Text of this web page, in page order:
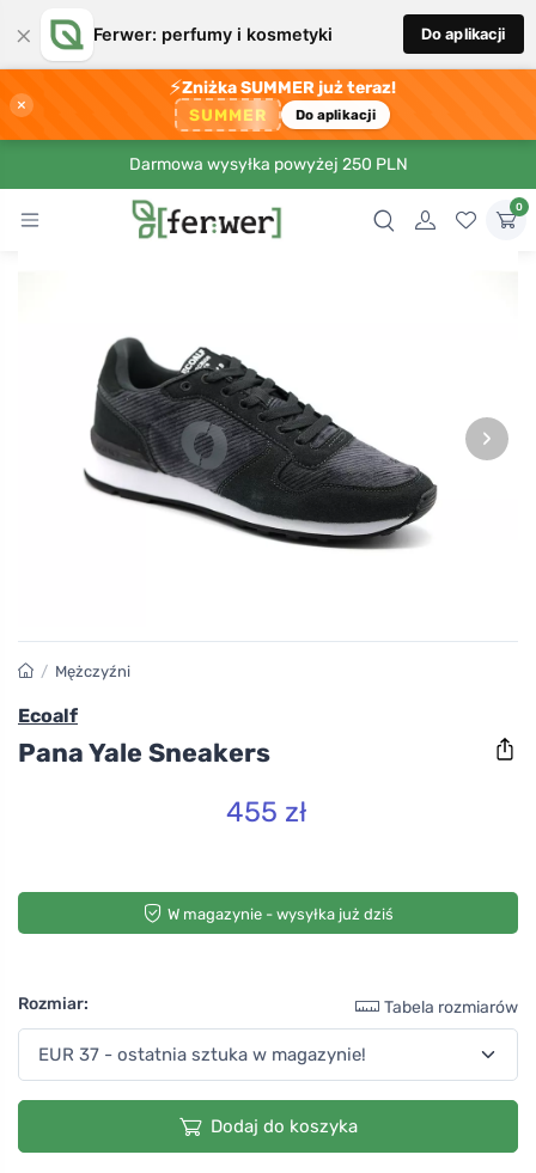
× Ferwer: perfumy i kosmetyki Do aplikacji
×
⚡Zniżka SUMMER już teraz!
SUMMER Do aplikacji
Darmowa wysyłka powyżej 250 PLN
0
›
/ Mężczyźni
Ecoalf
Pana Yale Sneakers
455 zł
W magazynie - wysyłka już dziś
Rozmiar: Tabela rozmiarów
Dodaj do koszyka